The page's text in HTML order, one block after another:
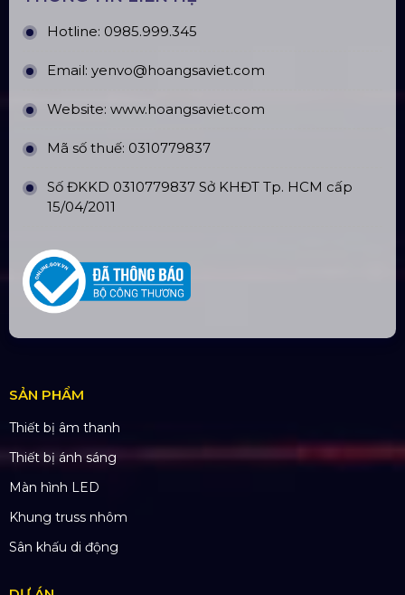
Hotline: 0985.999.345
Email: yenvo@hoangsaviet.com
Website: www.hoangsaviet.com
Mã số thuế: 0310779837
Số ĐKKD 0310779837 Sở KHĐT Tp. HCM cấp
15/04/2011
SẢN PHẨM
Thiết bị âm thanh
Thiết bị ánh sáng
Màn hình LED
Khung truss nhôm
Sân khấu di động